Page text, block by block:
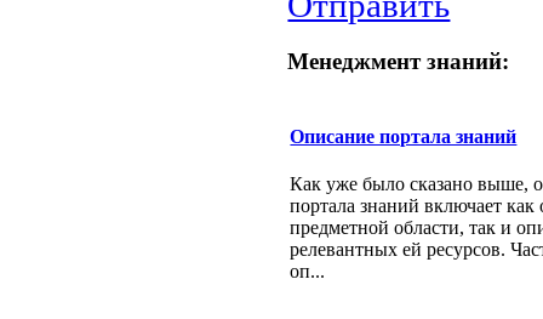
Менеджмент знаний:
Описание портала знаний
Как уже было сказано выше,
портала знаний включает как
предметной области, так и
релевантных ей ресурсов.
оп...